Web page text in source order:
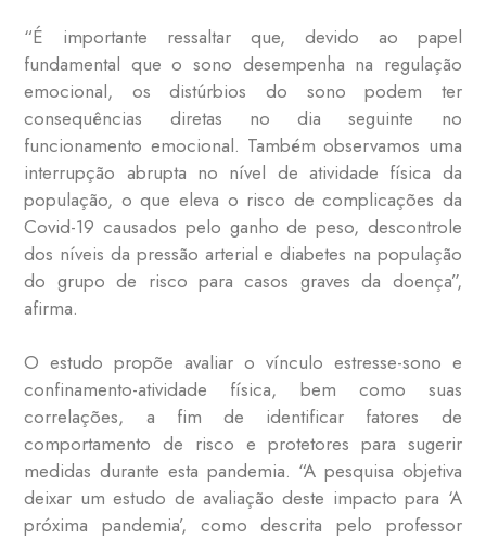
“É importante ressaltar que, devido ao papel
fundamental que o sono desempenha na regulação
emocional, os distúrbios do sono podem ter
consequências diretas no dia seguinte no
funcionamento emocional. Também observamos uma
interrupção abrupta no nível de atividade física da
população, o que eleva o risco de complicações da
Covid-19 causados pelo ganho de peso, descontrole
dos níveis da pressão arterial e diabetes na população
do grupo de risco para casos graves da doença”,
afirma.
O estudo propõe avaliar o vínculo estresse-sono e
confinamento-atividade física, bem como suas
correlações, a fim de identificar fatores de
comportamento de risco e protetores para sugerir
medidas durante esta pandemia. “A pesquisa objetiva
deixar um estudo de avaliação deste impacto para ‘A
próxima pandemia’, como descrita pelo professor